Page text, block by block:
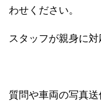
わせください。
スタッフが親身に対
質問や車両の写真